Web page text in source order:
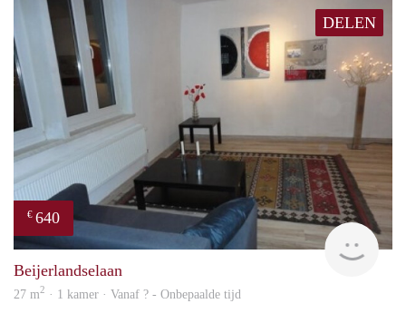
DELEN
€ 640
Beijerlandselaan
27 m2 · 1 kamer · Vanaf ? - Onbepaalde tijd